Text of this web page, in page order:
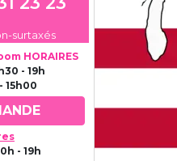
surtaxés
HORAIRES
- 19h
15h00
- 19h